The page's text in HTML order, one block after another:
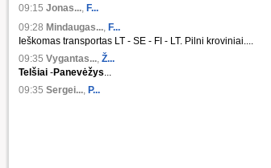
09:15 Jonas..., F...
09:28 Mindaugas..., F...
Ieškomas transportas LT - SE - FI - LT. Pilni kroviniai....
09:35 Vygantas..., Ž...
Telšiai-Panevėžys...
09:35 Sergei..., P...